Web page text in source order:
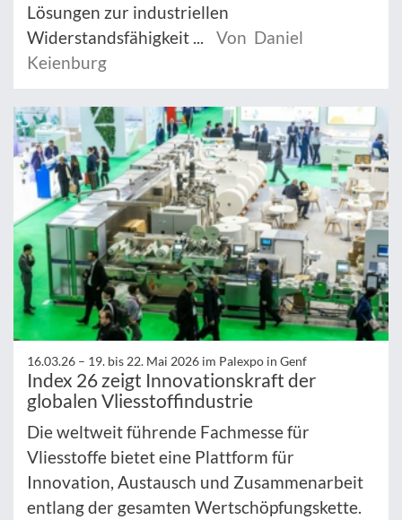
Lösungen zur industriellen
Widerstandsfähigkeit ...
Von Daniel
Keienburg
16.03.26 – 19. bis 22. Mai 2026 im Palexpo in Genf
Index 26 zeigt Innovationskraft der
globalen Vliesstoffindustrie
Die weltweit führende Fachmesse für
Vliesstoffe bietet eine Plattform für
Innovation, Austausch und Zusammenarbeit
entlang der gesamten Wertschöpfungskette.